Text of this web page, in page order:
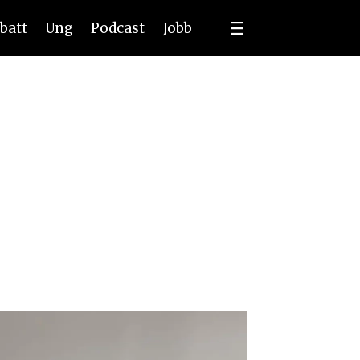
Ung Podcast Jobb